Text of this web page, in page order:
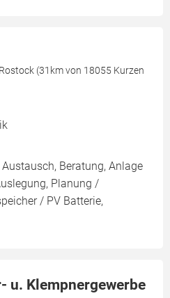
(31km von 18055 Kurzen
Beratung, Anlage
Planung /
/ PV Batterie,
u. Klempnergewerbe